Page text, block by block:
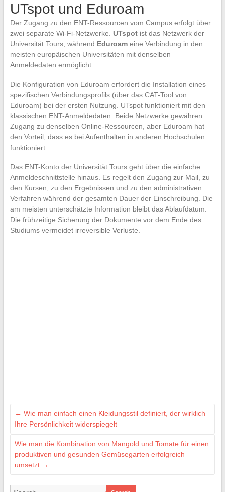
UTspot und Eduroam
Der Zugang zu den ENT-Ressourcen vom Campus erfolgt über
zwei separate Wi-Fi-Netzwerke. UTspotist das Netzwerk der
Universität Tours, während Eduroameine Verbindung in den
meisten europäischen Universitäten mit denselben
Anmeldedaten ermöglicht.
Die Konfiguration von Eduroam erfordert die Installation eines
spezifischen Verbindungsprofils (über das CAT-Tool von
Eduroam) bei der ersten Nutzung. UTspot funktioniert mit den
klassischen ENT-Anmeldedaten. Beide Netzwerke gewähren
Zugang zu denselben Online-Ressourcen, aber Eduroam hat
den Vorteil, dass es bei Aufenthalten in anderen Hochschulen
funktioniert.
Das ENT-Konto der Universität Tours geht über die einfache
Anmeldeschnittstelle hinaus. Es regelt den Zugang zur Mail, zu
den Kursen, zu den Ergebnissen und zu den administrativen
Verfahren während der gesamten Dauer der Einschreibung. Die
am meisten unterschätzte Information bleibt das Ablaufdatum:
Die frühzeitige Sicherung der Dokumente vor dem Ende des
Studiums vermeidet irreversible Verluste.
← Wie man einfach einen Kleidungsstil definiert, der wirklich
Ihre Persönlichkeit widerspiegelt
Wie man die Kombination von Mangold und Tomate für einen
produktiven und gesunden Gemüsegarten erfolgreich
umsetzt →